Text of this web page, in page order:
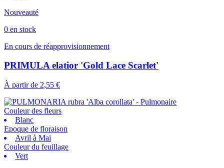
Nouveauté
0 en stock
En cours de réapprovisionnement
PRIMULA elatior 'Gold Lace Scarlet'
À partir de 2,55 €
Couleur des fleurs
Blanc
Epoque de floraison
Avril à Mai
Couleur du feuillage
Vert